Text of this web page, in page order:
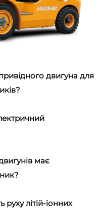
двигуна для
має
літій-іонних